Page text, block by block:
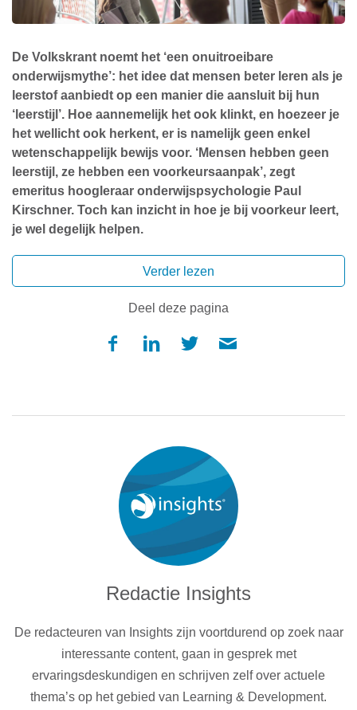
De Volkskrant noemt het ‘een onuitroeibare
onderwijsmythe’: het idee dat mensen beter leren als je
leerstof aanbiedt op een manier die aansluit bij hun
‘leerstijl’. Hoe aannemelijk het ook klinkt, en hoezeer je
het wellicht ook herkent, er is namelijk geen enkel
wetenschappelijk bewijs voor. ‘Mensen hebben geen
leerstijl, ze hebben een voorkeursaanpak’, zegt
emeritus hoogleraar onderwijspsychologie Paul
Kirschner. Toch kan inzicht in hoe je bij voorkeur leert,
je wel degelijk helpen.
Insights leerarchitect dr. Tanya Boydspreekt van
hun ogen het beste leren. En volgens haar loont het zeker
belangrijk, omdat er zoveel dingen zijn die tijd en aandacht
vragen én omdat mensen steeds meer hun eigen
leerproces kunnen sturen.’
Zelf kiezen hoe je leert, motiveert
Ze plaatst hier wel een kanttekening bij: de leercontent of
leerervaring moet goed zijn ontworpen, volgens
deugdelijke leerprincipes die bij het onderwerp passen.
‘Als dat zo is, kan het zelf kunnen kiezen op welke manier
je leert, net het verschil maken, en ervoor zorgen dat je
gemotiveerd bent om met een opleiding of training te
starten én die af te maken. En dat is natuurlijk een goede
zaak.’
Deel deze pagina
Redactie Insights
De redacteuren van Insights zijn voortdurend op zoek naar
interessante content, gaan in gesprek met
ervaringsdeskundigen en schrijven zelf over actuele
thema’s op het gebied van Learning & Development.